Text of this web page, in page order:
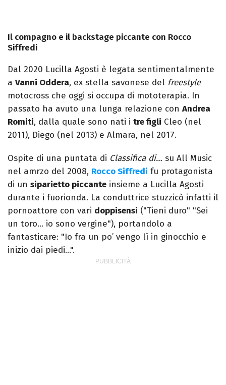
Il compagno e il backstage piccante con Rocco
Siffredi
Dal 2020 Lucilla Agosti è legata sentimentalmente
a Vanni Oddera, ex stella savonese del freestyle
motocross che oggi si occupa di mototerapia. In
passato ha avuto una lunga relazione con Andrea
Romiti, dalla quale sono nati i tre figli Cleo (nel
2011), Diego (nel 2013) e Almara, nel 2017.
Ospite di una puntata di Classifica di… su All Music
nel amrzo del 2008, Rocco Siffredi fu protagonista
di un siparietto piccante insieme a Lucilla Agosti
durante i fuorionda. La conduttrice stuzzicò infatti il
pornoattore con vari doppisensi ("Tieni duro" "Sei
un toro… io sono vergine"), portandolo a
fantasticare: "Io fra un po’ vengo lì in ginocchio e
inizio dai piedi…".